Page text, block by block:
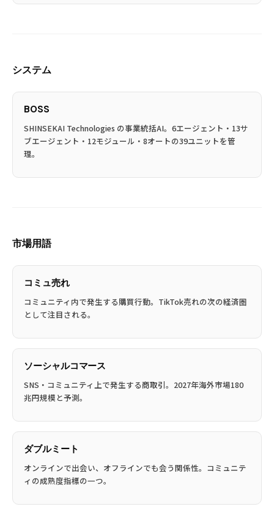
システム
BOSS
SHINSEKAI Technologies の事業統括AI。6エージェント・13サ
ブエージェント・12モジュール・8オートの39ユニットを管
理。
市場用語
コミュ売れ
コミュニティ内で発生する購買行動。TikTok売れの次の経済圏
として注目される。
ソーシャルコマース
SNS・コミュニティ上で発生する商取引。2027年海外市場180
兆円規模と予測。
ダブルミート
オンラインで出会い、オフラインでも会う関係性。コミュニテ
ィの成熟度指標の一つ。